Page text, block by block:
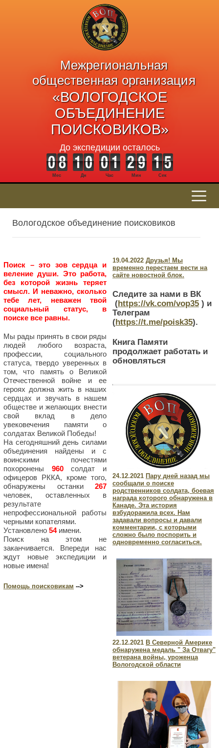
Межрегиональная
общественная организация
«ВОЛОГОДСКОЕ
ОБЪЕДИНЕНИЕ
ПОИСКОВИКОВ»
До экспедиции осталось
Мес Дн Час Мин Сек
Вологодское объединение поисковиков
Поиск – это зов сердца и
веление души. Это работа,
без которой жизнь теряет
смысл. И неважно, сколько
тебе лет, неважен твой
социальный статус, в
поиске все равны.
Мы рады принять в свои ряды
людей любого возраста,
профессии, социального
статуса, твердо уверенных в
том, что память о Великой
Отечественной войне и ее
героях должна жить в наших
сердцах и звучать в нашем
обществе и желающих внести
свой вклад в дело
увековечения памяти о
солдатах Великой Победы!
На сегодняшний день силами
объединения найдены и с
воинскими почестями
похоронены 960солдат и
офицеров РККА, кроме того,
обнаружены останки 267
человек, оставленных в
результате
непрофессиональной работы
черными копателями.
Установлено 54имени.
Поиск на этом не
заканчивается. Впереди нас
ждут новые экспедиции и
новые имена!
Помощь поисковикам -->
19.04.2022 Друзья! Мы
временно перестаем вести на
сайте новостной блок.
Следите за нами в ВК
(https://vk.com/vop35 ) и
Телеграм
(https://t.me/poisk35).
Книга Памяти
продолжает работать и
обновляться
24.12.2021 Пару дней назад мы
сообщали о поиске
родственников солдата, боевая
награда которого обнаружена в
Канаде. Эта история
взбудоражила всех. Нам
задавали вопросы и давали
комментарии, с которыми
сложно было поспорить и
одновременно согласиться.
22.12.2021 В Северной Америке
обнаружена медаль " За Отвагу"
ветерана войны, уроженца
Вологодской области